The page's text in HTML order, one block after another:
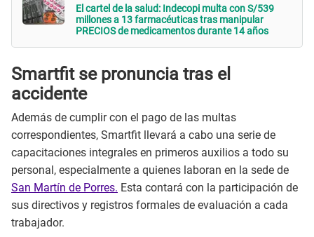
El cartel de la salud: Indecopi multa con S/539
millones a 13 farmacéuticas tras manipular
PRECIOS de medicamentos durante 14 años
Smartfit se pronuncia tras el
accidente
Además de cumplir con el pago de las multas
correspondientes, Smartfit llevará a cabo una serie de
capacitaciones integrales en primeros auxilios a todo su
personal, especialmente a quienes laboran en la sede de
San Martín de Porres. Esta contará con la participación de
sus directivos y registros formales de evaluación a cada
trabajador.